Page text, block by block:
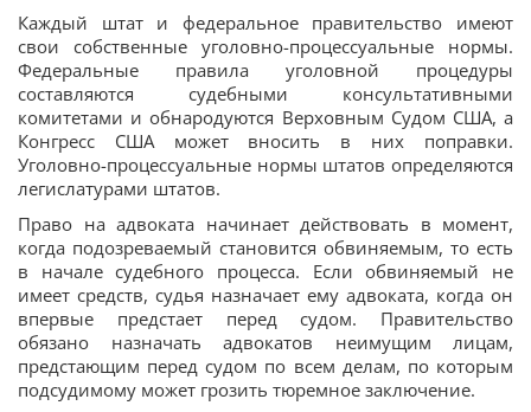
Каждый штат и федеральное правительство имеют
свои собственные уголовно-процессуальные нормы.
Федеральные правила уголовной процедуры
составляются судебными консультативными
комитетами и обнародуются Верховным Судом США, а
Конгресс США может вносить в них поправки.
Уголовно-процессуальные нормы штатов определяются
легислатурами штатов.
Право на адвоката начинает действовать в момент,
когда подозреваемый становится обвиняемым, то есть
в начале судебного процесса. Если обвиняемый не
имеет средств, судья назначает ему адвоката, когда он
впервые предстает перед судом. Правительство
обязано назначать адвокатов неимущим лицам,
предстающим перед судом по всем делам, по которым
подсудимому может грозить тюремное заключение.